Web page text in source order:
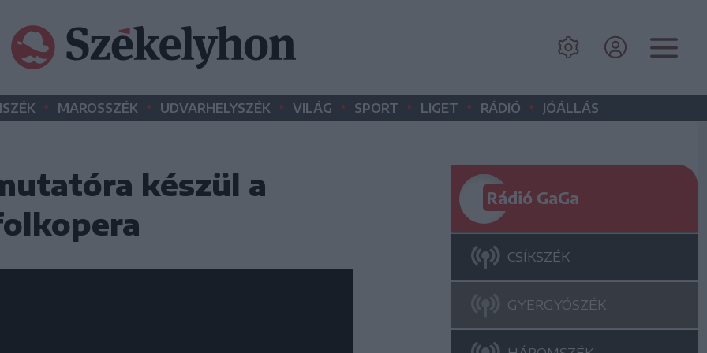
• MAROSSZÉK • UDVARHELYSZÉK • VILÁG • SPORT • LIGET • RÁDIÓ • JÓÁLLÁS
készül a
Rádió GaGa
CSÍKSZÉK
GYERGYÓSZÉK